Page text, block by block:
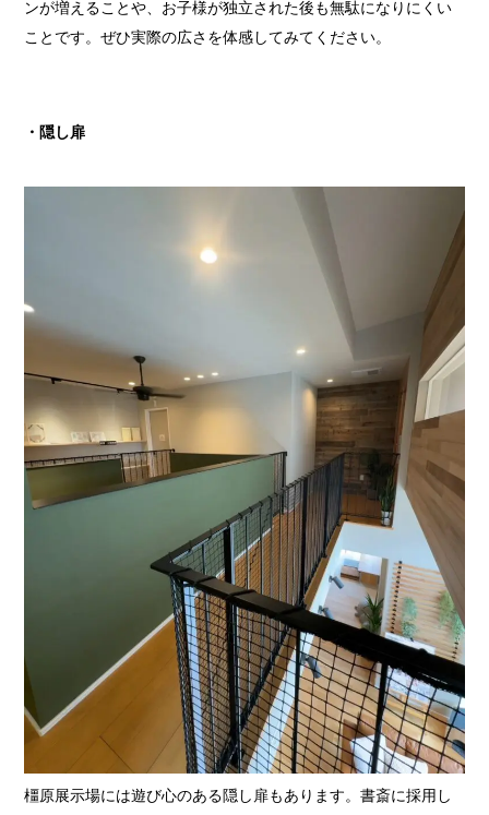
ンが増えることや、お子様が独立された後も無駄になりにくい
ことです。ぜひ実際の広さを体感してみてください。
・隠し扉
橿原展示場には遊び心のある隠し扉もあります。書斎に採用し